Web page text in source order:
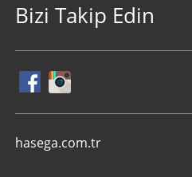
Bizi Takip Edin
hasega.com.tr